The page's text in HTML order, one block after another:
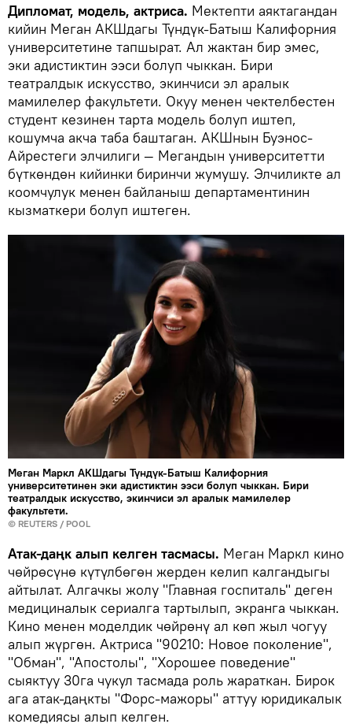
Дипломат, модель, актриса. Мектепти аяктагандан
кийин Меган АКШдагы Түндүк-Батыш Калифорния
университетине тапшырат. Ал жактан бир эмес,
эки адистиктин ээси болуп чыккан. Бири
театралдык искусство, экинчиси эл аралык
мамилелер факультети. Окуу менен чектелбестен
студент кезинен тарта модель болуп иштеп,
кошумча акча таба баштаган. АКШнын Буэнос-
Айрестеги элчилиги — Мегандын университетти
бүткөндөн кийинки биринчи жумушу. Элчиликте ал
коомчулук менен байланыш департаментинин
кызматкери болуп иштеген.
Меган Маркл АКШдагы Түндүк-Батыш Калифорния
университетинен эки адистиктин ээси болуп чыккан. Бири
театралдык искусство, экинчиси эл аралык мамилелер
факультети.
© REUTERS / POOL
Атак-даңк алып келген тасмасы. Меган Маркл кино
чөйрөсүнө күтүлбөгөн жерден келип калгандыгы
айтылат. Алгачкы жолу "Главная госпиталь" деген
медициналык сериалга тартылып, экранга чыккан.
Кино менен моделдик чөйрөнү ал көп жыл чогуу
алып жүргөн. Актриса "90210: Новое поколение",
"Обман", "Апостолы", "Хорошее поведение"
сыяктуу 30га чукул тасмада роль жараткан. Бирок
ага атак-даңкты "Форс-мажоры" аттуу юридикалык
комедиясы алып келген.